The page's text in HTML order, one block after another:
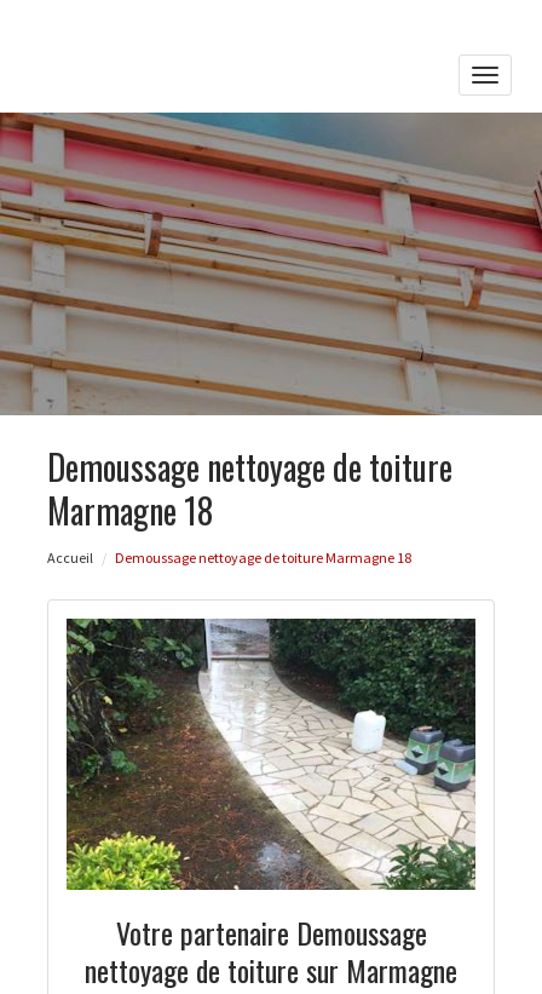
Toggle
Demoussage nettoyage de toiture
Marmagne 18
Accueil Demoussage nettoyage de toiture Marmagne 18
Votre partenaire Demoussage
nettoyage de toiture sur Marmagne